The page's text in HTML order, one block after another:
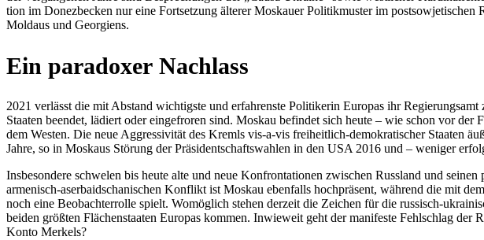
tion im Donez­be­cken nur eine Fort­set­zung älterer Mos­kauer Poli­tik­mus­ter im
Moldaus und Georgiens.
Ein para­do­xer Nachlass
2021 ver­lässt die mit Abstand wich­tigste und erfah­renste Poli­ti­ke­rin Europas ihr
Staaten beendet, lädiert oder ein­ge­fro­ren sind. Moskau befin­det sich heute – wie schon vor
dem Westen. Die neue Aggres­si­vi­tät des Kremls vis-a-vis frei­heit­lich-demo­kra­ti­scher Staaten
Jahre, so in Moskaus Störung der Prä­si­dent­schafts­wah­len in den USA 2016 und – weniger
Ins­be­son­dere schwe­len bis heute alte und neue Kon­fron­ta­tio­nen zwi­schen Russ­land und
arme­nisch-aser­bai­dscha­ni­schen Kon­flikt ist Moskau eben­falls hoch­prä­sent, während die mit
noch eine Beob­ach­ter­rolle spielt. Womög­lich stehen derzeit die Zeichen für die rus­sisch-
beiden größten Flä­chen­staa­ten Europas kommen. Inwie­weit geht der mani­feste Fehl­schlag
Konto Merkels?